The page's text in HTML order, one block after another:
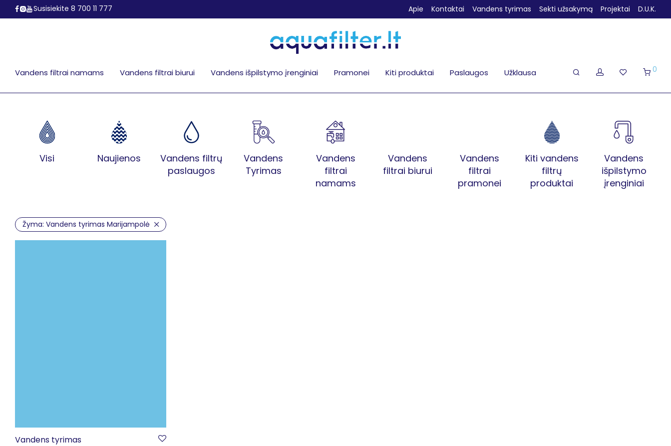
Susisiekite 8 700 11 777 Apie Kontaktai Vandens tyrimas Sekti užsakymą Projektai D.U.K.
Vandens filtrai namams Vandens filtrai biurui Vandens išpilstymo įrenginiai Pramonei Kiti produktai Paslaugos Užklausa 0
Visi Naujienos
Vandens filtrų
paslaugos
Vandens
Tyrimas
Vandens
filtrai
namams
Vandens
filtrai biurui
Vandens
filtrai
pramonei
Kiti vandens
filtrų
produktai
Vandens
išpilstymo
įrenginiai
Žyma: Vandens tyrimas Marijampolė
Vandens tyrimas